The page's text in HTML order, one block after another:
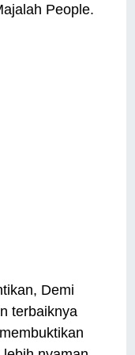
People.
Demi
terbaiknya